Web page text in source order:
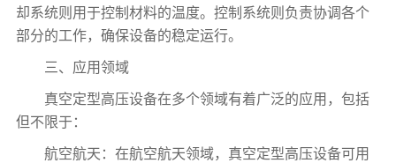
却系统则用于控制材料的温度。控制系统则负责协调各个
部分的工作，确保设备的稳定运行。
三、应用领域
真空定型高压设备在多个领域有着广泛的应用，包括
但不限于：
航空航天：在航空航天领域，真空定型高压设备可用